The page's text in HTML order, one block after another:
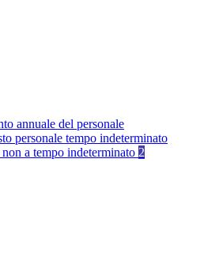
annuale del personale
personale tempo indeterminato
non a tempo indeterminato 2